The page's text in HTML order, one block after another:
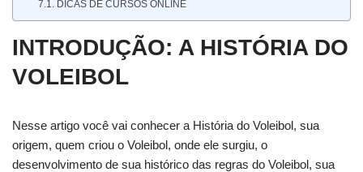
DICAS DE CURSOS ONLINE
INTRODUÇÃO: A HISTÓRIA DO
VOLEIBOL
Nesse artigo você vai conhecer a História do Voleibol, sua
origem, quem criou o Voleibol, onde ele surgiu, o
desenvolvimento de sua histórico das regras do Voleibol, sua